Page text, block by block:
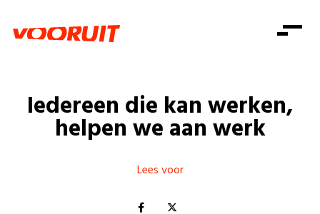
Zorg
Gelijke kansen
Welzijn
Consumentenbescherming
Onze mensen
Standpunten
Vacatures
Doe mee
Doe mee
Word lid
Shop
Login
Iedereen die kan werken,
helpen we aan werk
Lees voor